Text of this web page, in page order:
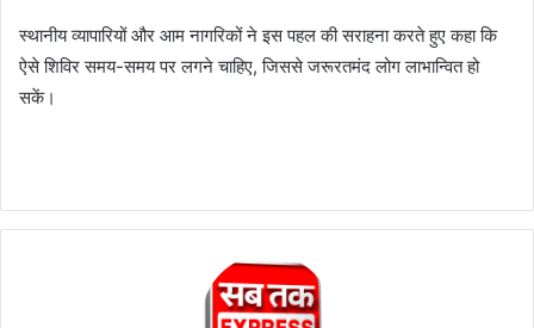
स्थानीय व्यापारियों और आम नागरिकों ने इस पहल की सराहना करते हुए कहा कि
ऐसे शिविर समय-समय पर लगने चाहिए, जिससे जरूरतमंद लोग लाभान्वित हो
सकें।